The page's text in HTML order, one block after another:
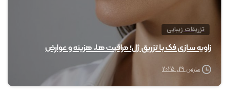
تزریقات زیبایی
زاویه سازی فک با تزریق ژل؛ مراقبت ها، هزینه و عوارض
مارس 29, 2025